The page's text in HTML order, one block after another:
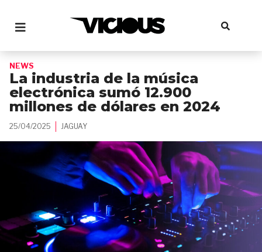
NEWS
La industria de la música
electrónica sumó 12.900
millones de dólares en 2024
25/04/2025 JAGUAY